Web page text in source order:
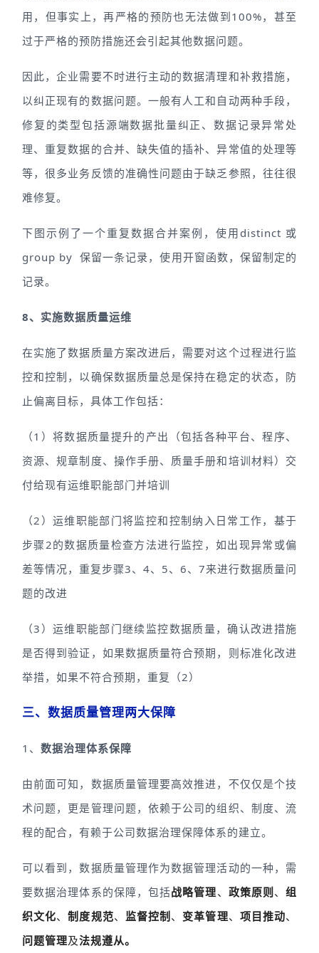
用，但事实上，再严格的预防也无法做到100%，甚至
过于严格的预防措施还会引起其他数据问题。
因此，企业需要不时进行主动的数据清理和补救措施，
以纠正现有的数据问题。一般有人工和自动两种手段，
修复的类型包括源端数据批量纠正、数据记录异常处
理、重复数据的合并、缺失值的插补、异常值的处理等
等，很多业务反馈的准确性问题由于缺乏参照，往往很
难修复。
下图示例了一个重复数据合并案例，使用distinct 或
group by 保留一条记录，使用开窗函数，保留制定的
记录。
8、实施数据质量运维
在实施了数据质量方案改进后，需要对这个过程进行监
控和控制，以确保数据质量总是保持在稳定的状态，防
止偏离目标，具体工作包括：
（1）将数据质量提升的产出（包括各种平台、程序、
资源、规章制度、操作手册、质量手册和培训材料）交
付给现有运维职能部门并培训
（2）运维职能部门将监控和控制纳入日常工作，基于
步骤2的数据质量检查方法进行监控，如出现异常或偏
差等情况，重复步骤3、4、5、6、7来进行数据质量问
题的改进
（3）运维职能部门继续监控数据质量，确认改进措施
是否得到验证，如果数据质量符合预期，则标准化改进
举措，如果不符合预期，重复（2）
三、数据质量管理两大保障
1、 数据治理体系保障
由前面可知，数据质量管理要高效推进，不仅仅是个技
术问题，更是管理问题，依赖于公司的组织、制度、流
程的配合，有赖于公司数据治理保障体系的建立。
可以看到，数据质量管理作为数据管理活动的一种，需
要数据治理体系的保障，包括战略管理、 政策原则、组
织文化、制度规范、 监督控制、 变革管理、 项目推动、
问题管理及法规遵从。